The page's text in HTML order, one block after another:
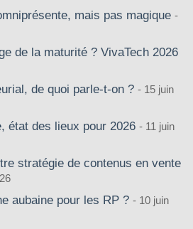
mais pas magique
de la maturité ? VivaTech 2026
de quoi parle-t-on ?
15 juin
état des lieux pour 2026
11 juin
stratégie de contenus en vente
aubaine pour les RP ?
10 juin